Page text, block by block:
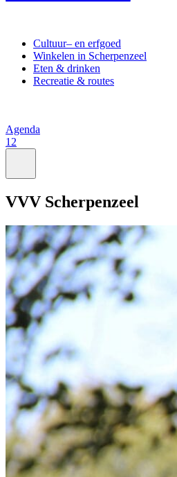
Cultuur– en erfgoed
Winkelen in Scherpenzeel
Eten & drinken
Recreatie & routes
Agenda
12
VVV Scherpenzeel